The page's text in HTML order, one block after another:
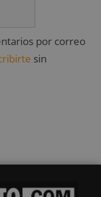
por correo
sin